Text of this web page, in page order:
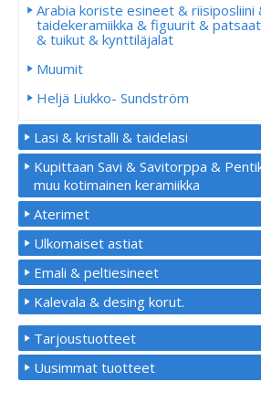
Arabia koriste esineet & riisiposliini
taidekeramiikka & figuurit &
& tuikut & kynttiläjalat
Muumit
Heljä Liukko- Sundström
Lasi & kristalli & taidelasi
Kupittaan Savi & Savitorppa &
muu kotimainen keramiikka
Aterimet
Ulkomaiset astiat
Emali & peltiesineet
Kalevala & desing korut.
Tarjoustuotteet
Uusimmat tuotteet